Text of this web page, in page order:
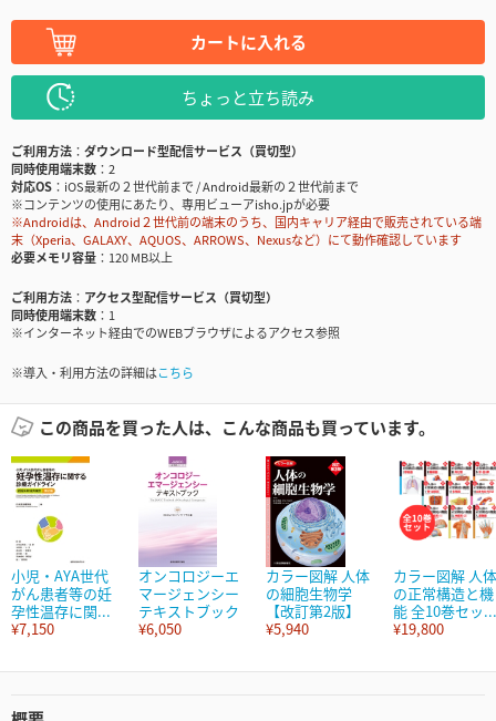
カートに入れる
ちょっと立ち読み
ご利用方法
ダウンロード型配信サービス（買切型）
同時使用端末数
2
対応OS
iOS最新の２世代前まで / Android最新の２世代前まで
※コンテンツの使用にあたり、専用ビューアisho.jpが必要
※Androidは、Android２世代前の端末のうち、国内キャリア経由で販売されている端
末（Xperia、GALAXY、AQUOS、ARROWS、Nexusなど）にて動作確認しています
必要メモリ容量
120 MB以上
ご利用方法
アクセス型配信サービス（買切型）
同時使用端末数
1
※インターネット経由でのWEBブラウザによるアクセス参照
※導入・利用方法の詳細はこちら
この商品を買った人は、こんな商品も買っています。
小児・AYA世代
がん患者等の妊
孕性温存に関...
¥7,150
オンコロジーエ
マージェンシー
テキストブック
¥6,050
カラー図解 人体
の細胞生物学
【改訂第2版】
¥5,940
カラー図解 人体
の正常構造と機
能 全10巻セッ...
¥19,800